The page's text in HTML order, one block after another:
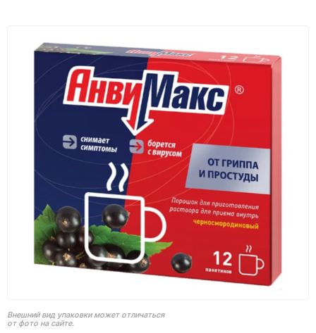
Внешний вид упаковки может отличаться
от фото на сайте.